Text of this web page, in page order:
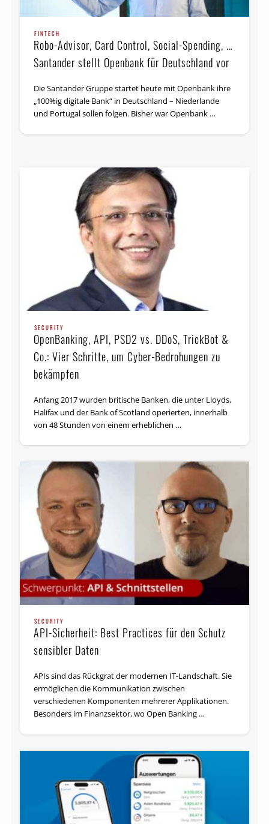
FINTECH
Robo-Advisor, Card Control, Social-Spending, …
Santander stellt Openbank für Deutschland vor
Die Santander Gruppe startet heute mit Openbank ihre
„100%ig digitale Bank“ in Deutschland – Niederlande
und Portugal sollen folgen. Bisher war Openbank …
SECURITY
OpenBanking, API, PSD2 vs. DDoS, TrickBot &
Co.: Vier Schritte, um Cyber-Bedrohungen zu
bekämpfen
Anfang 2017 wurden britische Banken, die unter Lloyds,
Halifax und der Bank of Scotland operierten, innerhalb
von 48 Stunden von einem erheblichen …
SECURITY
API-Sicherheit: Best Practices für den Schutz
sensibler Daten
APIs sind das Rückgrat der modernen IT-Landschaft. Sie
ermöglichen die Kommunikation zwischen
verschiedenen Komponenten mehrerer Applikationen.
Besonders im Finanzsektor, wo Open Banking …